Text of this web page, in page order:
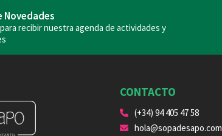
Novedades
recibir nuestra agenda de actividades y
CONTACTO
(+34) 94 405 47 58
hola@sopadesapo.com